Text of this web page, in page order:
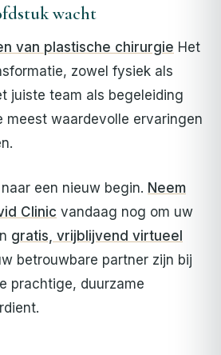
wacht
van plastische chirurgie Het
zowel fysiek als
juiste team als begeleiding
meest waardevolle ervaringen
een nieuw begin. Neem
Clinic vandaag nog om uw
gratis, vrijblijvend virtueel
betrouwbare partner zijn bij
prachtige, duurzame